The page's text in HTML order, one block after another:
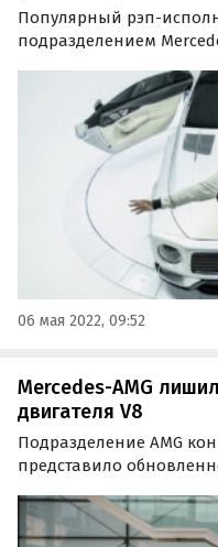
Популярный рэп-
подразделением
получившая название
спортивное купе с
Mercedes-AMG…
06 мая 2022, 09:52
Mercedes-AMG
двигателя V8
Подразделение AMG
представило
производителя,
отличается высокой